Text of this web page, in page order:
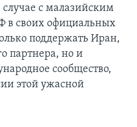
с малазийским
в своих официальных
поддержать Иран,
партнера, но и
сообщество,
этой ужасной